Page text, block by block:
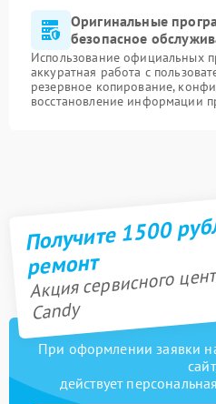
Оригинальные
безопасное
Использование официальных
аккуратная работа с
резервное копирование,
восстановление информации
Получите 1500
ремонт
Акция сервисного
Candy
При оформлении заявки
действует